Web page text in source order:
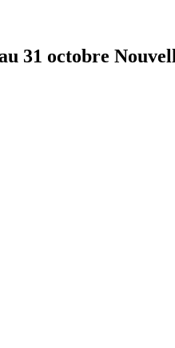
31 octobre